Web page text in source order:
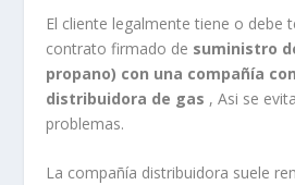
El cliente legalmente tiene o debe
contrato firmado de suministro
propano) con una compañía
distribuidora de gas , Asi se
problemas.
La compañía distribuidora suele